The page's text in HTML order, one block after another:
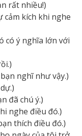
rất nhiều!)
cảm kích khi nghe
có ý nghĩa lớn với
nghĩ như vậy.)
đã chú ý.)
nghe điều đó.)
thích điều đó.)